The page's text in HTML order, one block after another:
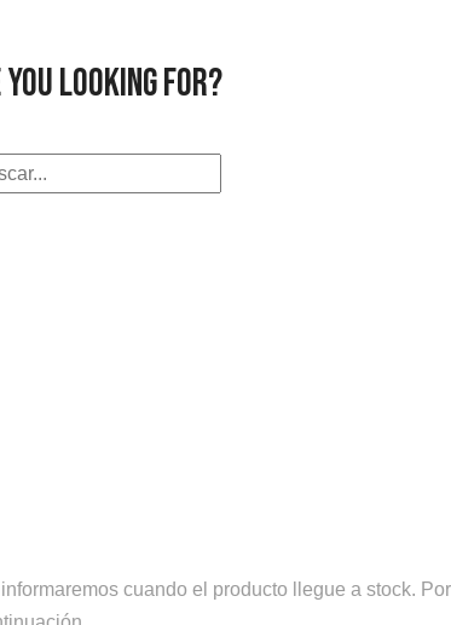
looking for?
cuando el producto llegue a stock.